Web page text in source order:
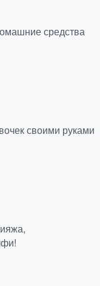
средства
своими руками